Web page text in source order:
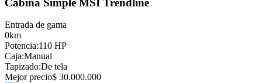
Cabina Simple MSI Trendline
Entrada de gama
0km
Potencia:110 HP
Caja:Manual
Tapizado:De tela
Mejor precio$ 30.000.000